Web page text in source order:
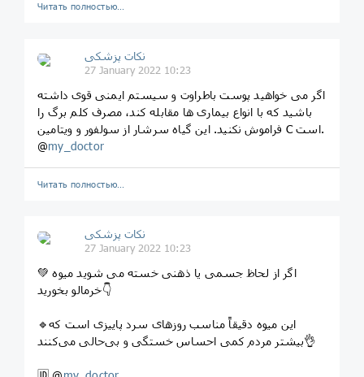
Читать полностью…
نکات پزشکی
27 January 2022 10:23
اگر می خواهید پوست باطراوت و سیستم ایمنی قوی داشته
باشید که با انواع بیماری ها مقابله کند، مصرف کلم برگ را
فراموش نکنید. این گیاه سرشار از سولفور و ویتامین C است.
@my_doctor
Читать полностью…
نکات پزشکی
27 January 2022 10:23
💚 اگر از لحاظ جسمی یا ذهنی خسته می شوید میوه
خرمالو بخورید👇
🔹این میوه دقیقاً مناسب روزهای سرد پاییزی است که
بیشتر مردم کمی احساس خستگی و بی‌حالی می‌کنند👌